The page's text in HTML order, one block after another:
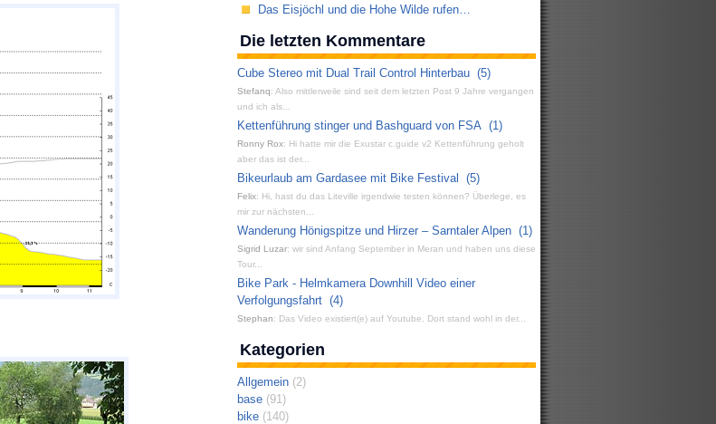
Das Eisjöchl und die Hohe Wilde rufen…
Die letzten Kommentare
Cube Stereo mit Dual Trail Control Hinterbau (5)
Stefanq: Also mittlerweile sind seit dem letzten Post 9 Jahre vergangen
und ich als...
Kettenführung stinger und Bashguard von FSA (1)
Ronny Rox: Hi hatte mir die Exustar c.guide v2 Kettenführung geholt
aber das ist der...
Bikeurlaub am Gardasee mit Bike Festival
(5)
Felix: Hi, hast du das Liteville irgendwie testen können? Überlege, es
mir zur nächsten...
Wanderung Hönigspitze und Hirzer – Sarntaler Alpen (1)
Sigrid Luzar: wir sind Anfang September in Meran und haben uns diese
Tour...
Bike Park - Helmkamera Downhill Video einer
Verfolgungsfahrt (4)
Stephan: Das Video existiert(e) auf Youtube. Dort stand wohl in der...
Kategorien
Allgemein(2)
base(91)
bike(140)